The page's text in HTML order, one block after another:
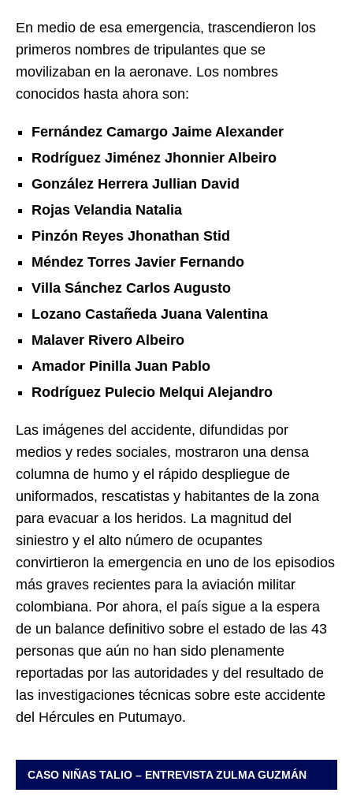
En medio de esa emergencia, trascendieron los
primeros nombres de tripulantes que se
movilizaban en la aeronave. Los nombres
conocidos hasta ahora son:
Fernández Camargo Jaime Alexander
Rodríguez Jiménez Jhonnier Albeiro
González Herrera Jullian David
Rojas Velandia Natalia
Pinzón Reyes Jhonathan Stid
Méndez Torres Javier Fernando
Villa Sánchez Carlos Augusto
Lozano Castañeda Juana Valentina
Malaver Rivero Albeiro
Amador Pinilla Juan Pablo
Rodríguez Pulecio Melqui Alejandro
Las imágenes del accidente, difundidas por
medios y redes sociales, mostraron una densa
columna de humo y el rápido despliegue de
uniformados, rescatistas y habitantes de la zona
para evacuar a los heridos. La magnitud del
siniestro y el alto número de ocupantes
convirtieron la emergencia en uno de los episodios
más graves recientes para la aviación militar
colombiana. Por ahora, el país sigue a la espera
de un balance definitivo sobre el estado de las 43
personas que aún no han sido plenamente
reportadas por las autoridades y del resultado de
las investigaciones técnicas sobre este accidente
del Hércules en Putumayo.
CASO NIÑAS TALIO – ENTREVISTA ZULMA GUZMÁN